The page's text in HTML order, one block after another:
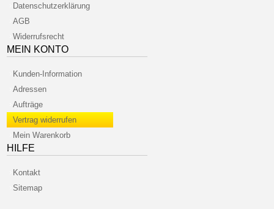
Datenschutzerklärung
AGB
Widerrufsrecht
MEIN KONTO
Kunden-Information
Adressen
Aufträge
Vertrag widerrufen
Mein Warenkorb
HILFE
Kontakt
Sitemap